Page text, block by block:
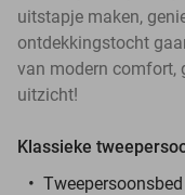
uitstapje maken,
ontdekkingstocht
van modern comfort,
uitzicht!
Klassieke
Tweepersoonsbed